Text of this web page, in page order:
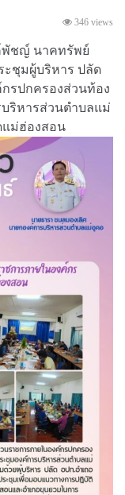
346 views
พัชญ์ นาคทรัพย์
ะชุมผู้บริหาร ปลัด
รปกครองส่วนท้อง
ริหารส่วนตำบลแม่
แม่ฮ่องสอน